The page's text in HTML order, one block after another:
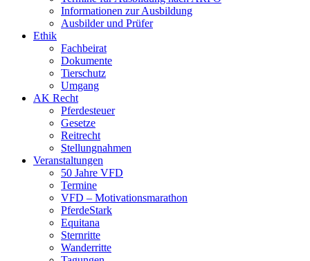
Informationen zur Ausbildung
Ausbilder und Prüfer
Ethik
Fachbeirat
Dokumente
Tierschutz
Umgang
AK Recht
Pferdesteuer
Gesetze
Reitrecht
Stellungnahmen
Veranstaltungen
50 Jahre VFD
Termine
VFD – Motivationsmarathon
PferdeStark
Equitana
Sternritte
Wanderritte